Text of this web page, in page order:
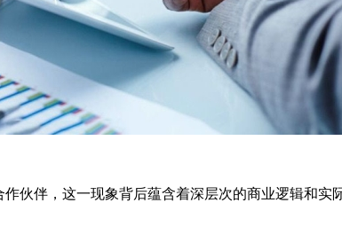
伙伴，这一现象背后蕴含着深层次的商业逻辑和实